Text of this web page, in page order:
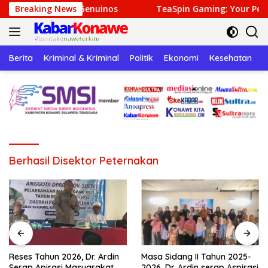
Langsung
ke
konten
Breaking News
Genuinos TeaSpin Gaming: Your Personal
Berita Kriminal & Kriminal Politik Ekonomi Kesehatan
Berhasil Disektor Peternakan
Reses Tahun 2026, Dr. Ardin
Masa Sidang II Tahun 2025-